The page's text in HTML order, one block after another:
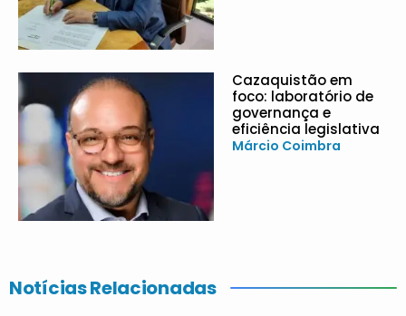
Cazaquistão em
foco: laboratório de
governança e
eficiência legislativa
Márcio Coimbra
Notícias Relacionadas